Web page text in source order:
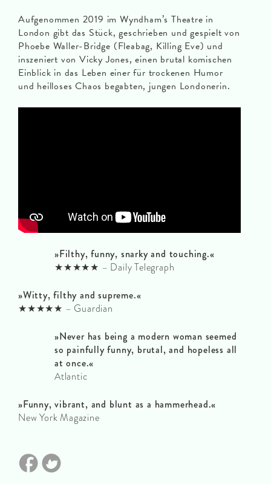
Aufgenommen 2019 im Wyndham’s Theatre in
London gibt das Stück, geschrieben und gespielt von
Phoebe Waller-Bridge (Fleabag, Killing Eve) und
inszeniert von Vicky Jones, einen brutal komischen
Einblick in das Leben einer für trockenen Humor
und heilloses Chaos begabten, jungen Londonerin.
»Filthy, funny, snarky and touching.«
★★★★★ – Daily Telegraph
»Witty, filthy and supreme.«
★★★★★ – Guardian
»Never has being a modern woman seemed
so painfully funny, brutal, and hopeless all
at once.«
Atlantic
»Funny, vibrant, and blunt as a hammerhead.«
New York Magazine